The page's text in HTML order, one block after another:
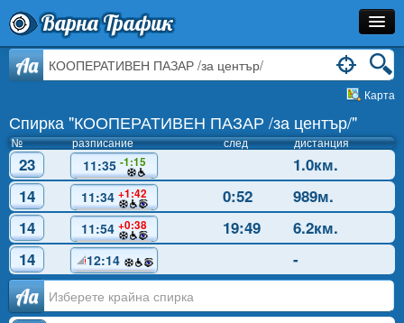
Варна Трафик
Спирка
Разписание
Как Да Стигна?
Инфо
Aa
Карта
Спирка "КООПЕРАТИВЕН ПАЗАР /за център/"
№ разписание след дистанция
23 11:35 -1:15
1.0км.
14
11:34 +1:42 0:52
989м.
14
11:54 +0:38 19:49
6.2км.
14
12:14 -
Аа